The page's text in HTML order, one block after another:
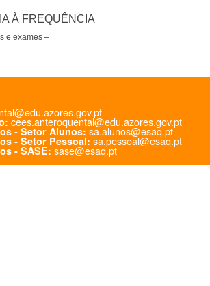
À FREQUÊNCIA
e exames –
cees.anteroquental@edu.azores.gov.pt
- Setor Alunos: sa.alunos@esaq.pt
- Setor Pessoal: sa.pessoal@esaq.pt
- SASE: sase@esaq.pt